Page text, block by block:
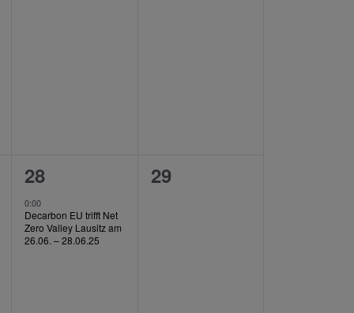
1
Veranstaltung,
28
0:00
Decarbon EU trifft Net
Zero Valley Lausitz am
26.06. – 28.06.25
0
29